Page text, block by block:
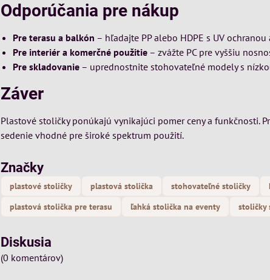
Odporúčania pre nákup
Pre terasu a balkón – hľadajte PP alebo HDPE s UV
Pre interiér a komerčné použitie – zvážte PC pre vyššiu
Pre skladovanie – uprednostnite stohovateľné modely s
Záver
Plastové stoličky ponúkajú vynikajúci pomer ceny a funkčnosti.
sedenie vhodné pre široké spektrum použití.
Značky
plastové stoličky plastová stolička stohovateľné stoličky
plastová stolička pre terasu
ľahká stolička na eventy stoličky
Diskusia
(0 komentárov)